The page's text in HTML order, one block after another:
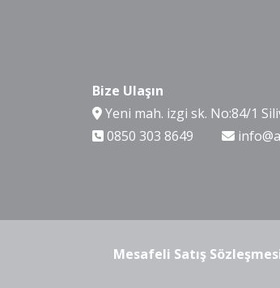
Bize Ulaşın
Yeni mah. izgi sk. No:84/1
0850 303 8649
Mesafeli Satış